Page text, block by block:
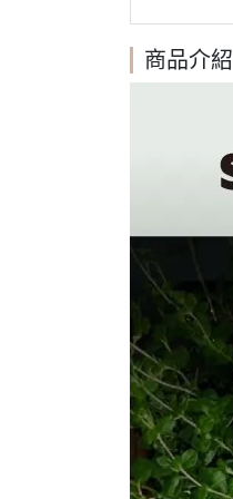
商品介紹